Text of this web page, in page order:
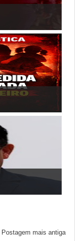
Postagem mais antiga